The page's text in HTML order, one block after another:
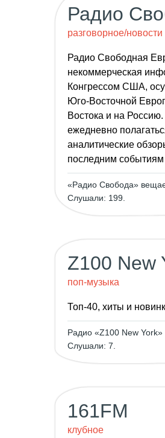
Радио
разговорное/новости
Радио Свободная
некоммерческая
Конгрессом США,
Юго-Восточной
Востока и на
ежедневно
аналитические
последним
«Радио Свобода»
Слушали: 199.
Z100 New
поп-музыка
Топ-40, хиты и
Радио «Z100 New
Слушали: 7.
161FM
клубное